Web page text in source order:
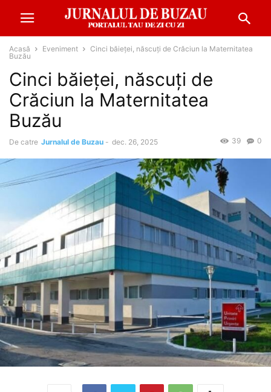
Acasă Eveniment
Cinci băieței, născuți de Crăciun la Maternitatea
Buzău
Cinci băieței, născuți de
Crăciun la Maternitatea
Buzău
De catre Jurnalul de Buzau - dec. 26, 2025 0
39